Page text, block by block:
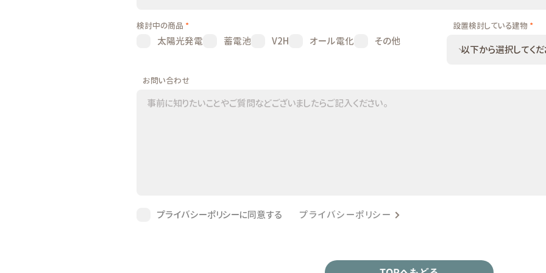
検討中の商品 *必
項
目
太陽光発電 蓄電池 V2H オール電化 その他
設置検討している建物
お問い合わせ
プライバシーポリシーに同意する プライバシーポリシー